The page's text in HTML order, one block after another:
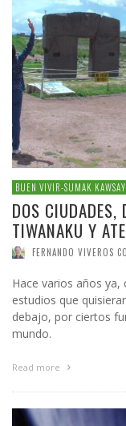
BUEN VIVIR-SUMAK KAWSAY
DOS CIUDADES,
TIWANAKU Y
FERNANDO VIVEROS
Hace varios años
estudios que
debajo, por ciertos
mundo.
Read more